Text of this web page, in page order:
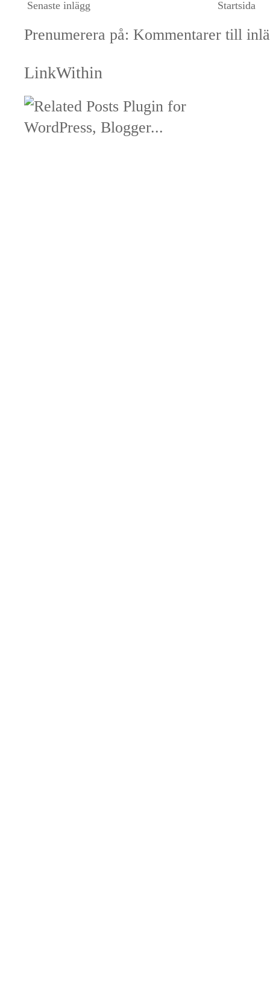
Senaste inlägg Startsida
Prenumerera på: Kommentarer till
LinkWithin